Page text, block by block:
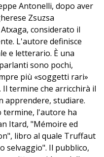
Antonelli, dopo aver
Zsuzsa
considerato il
L'autore definisce
e letterario. È una
sono pochi,
più «soggetti rari»
Il termine che arricchirà il
apprendere, studiare.
termine, l'autore ha
Itard, "Mémoire ed
libro al quale Truffaut
selvaggio". Il pubblico,